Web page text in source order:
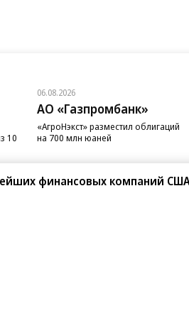
10
06.08.2026
АО «Газпромбанк»
«АгроНэкст» разместил облигаций
на 700 млн юаней
финансовых компаний